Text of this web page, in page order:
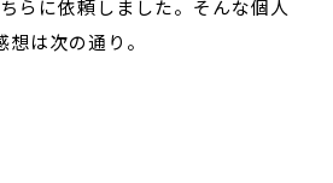
らに依頼しました。そんな個人
は次の通り。